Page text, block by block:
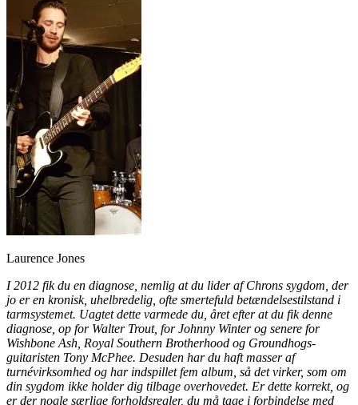
Laurence Jones
I 2012 fik du en diagnose, nemlig at du lider af Chrons sygdom, der
jo er en kronisk, uhelbredelig, ofte smertefuld betændelsestilstand i
tarmsystemet. Uagtet dette varmede du, året efter at du fik denne
diagnose, op for Walter Trout, for Johnny Winter og senere for
Wishbone Ash, Royal Southern Brotherhood og Groundhogs-
guitaristen Tony McPhee. Desuden har du haft masser af
turnévirksomhed og har indspillet fem album, så det virker, som om
din sygdom ikke holder dig tilbage overhovedet. Er dette korrekt, og
er der nogle særlige forholdsregler, du må tage i forbindelse med